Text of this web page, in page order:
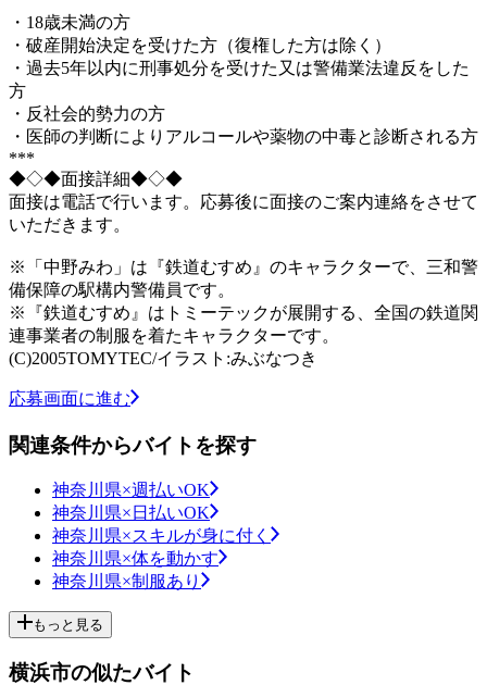
・18歳未満の方
・破産開始決定を受けた方（復権した方は除く）
・過去5年以内に刑事処分を受けた又は警備業法違反をした
方
・反社会的勢力の方
・医師の判断によりアルコールや薬物の中毒と診断される方
***
◆◇◆面接詳細◆◇◆
面接は電話で行います。応募後に面接のご案内連絡をさせて
いただきます。
※「中野みわ」は『鉄道むすめ』のキャラクターで、三和警
備保障の駅構内警備員です。
※『鉄道むすめ』はトミーテックが展開する、全国の鉄道関
連事業者の制服を着たキャラクターです。
(C)2005TOMYTEC/イラスト:みぶなつき
応募画面に進む
関連条件からバイトを探す
神奈川県×週払いOK
神奈川県×日払いOK
神奈川県×スキルが身に付く
神奈川県×体を動かす
神奈川県×制服あり
もっと見る
横浜市の似たバイト